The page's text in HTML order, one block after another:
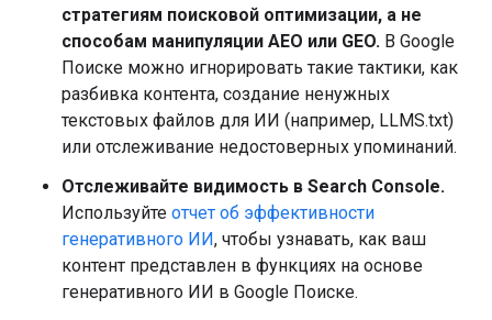
стратегиям поисковой оптимизации, а не
способам манипуляции AEO или GEO. В Google
Поиске можно игнорировать такие тактики, как
разбивка контента, создание ненужных
текстовых файлов для ИИ (например, LLMS.txt)
или отслеживание недостоверных упоминаний.
Отслеживайте видимость в Search Console.
Используйте отчет об эффективности
генеративного ИИ, чтобы узнавать, как ваш
контент представлен в функциях на основе
генеративного ИИ в Google Поиске.